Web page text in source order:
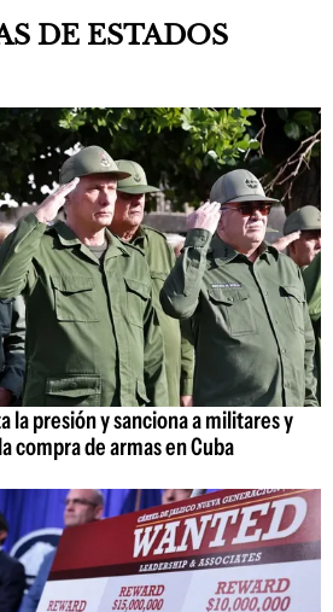
DE ESTADOS
la presión y sanciona a militares y
compra de armas en Cuba